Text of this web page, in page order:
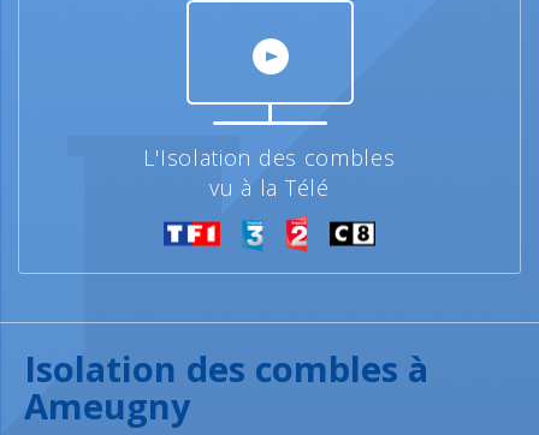
L'Isolation des combles
vu à la Télé
Isolation des combles à
Ameugny